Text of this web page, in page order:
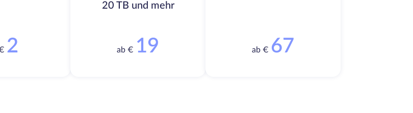
2
20 TB und mehr
ab € 19 ab € 67